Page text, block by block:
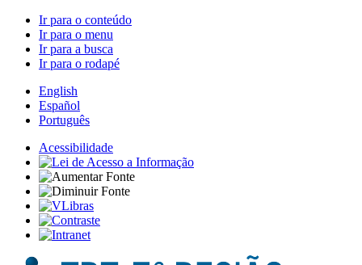
Ir para o conteúdo
Ir para o menu
Ir para a busca
Ir para o rodapé
English
Español
Português
Acessibilidade